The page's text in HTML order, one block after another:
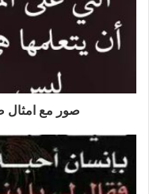
صور مع امثال